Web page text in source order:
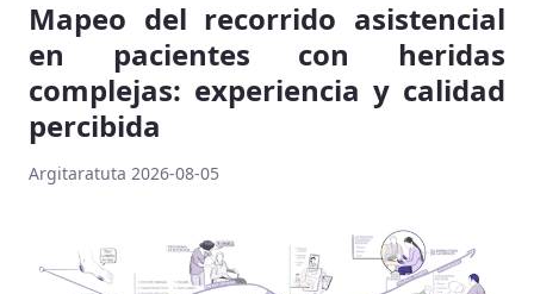
Mapeo del recorrido asistencial
en pacientes con heridas
complejas: experiencia y calidad
percibida
Argitaratuta 2026-08-05